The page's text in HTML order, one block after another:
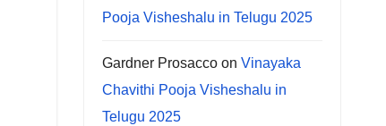
Pooja Visheshalu in Telugu 2025
Gardner Prosaccoon Vinayaka
Chavithi Pooja Visheshalu in
Telugu 2025